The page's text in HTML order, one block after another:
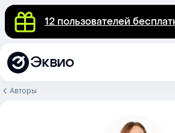
12 пользователей
Эквио
Авторы